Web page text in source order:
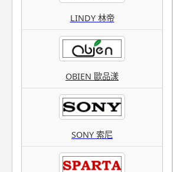
LINDY 林帝
OBIEN 歐品漾
SONY 索尼